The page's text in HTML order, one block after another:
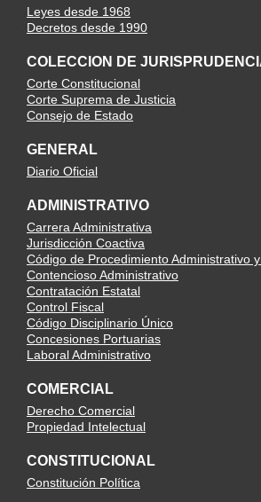
Leyes desde 1968
Decretos desde 1990
COLECCION DE
Corte Constitucional
Corte Suprema de Justicia
Consejo de Estado
GENERAL
Diario Oficial
ADMINISTRATIVO
Carrera Administrativa
Jurisdicción Coactiva
Código de Procedimiento Administrativo
Contencioso Administrativo
Contratación Estatal
Control Fiscal
Código Disciplinario Único
Concesiones Portuarias
Laboral Administrativo
COMERCIAL
Derecho Comercial
Propiedad Intelectual
CONSTITUCIONAL
Constitución Política